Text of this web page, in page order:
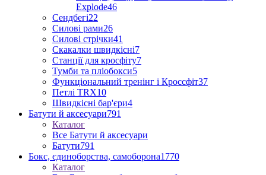
Explode46
Сендбегі22
Силові рами26
Силові стрічки41
Скакалки швидкісні7
Станції для кросфіту7
Тумби та пліобокси5
Функціональний тренінг і Кроссфіт37
Петлі TRX10
Швидкісні бар'єри4
Батути й аксесуари791
Каталог
Все Батути й аксесуари
Батути791
Бокс, єдиноборства, самоборона1770
Каталог